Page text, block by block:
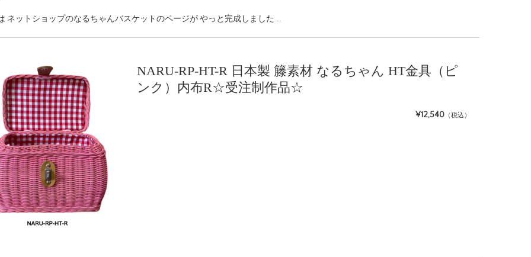
ネットショップのなるちゃんバスケットのページが やっと完成しました …
NARU-RP-HT-R 日本製 籐素材 なるちゃん HT金具（ピ
ンク）内布R☆受注制作品☆
¥12,540 （税込）